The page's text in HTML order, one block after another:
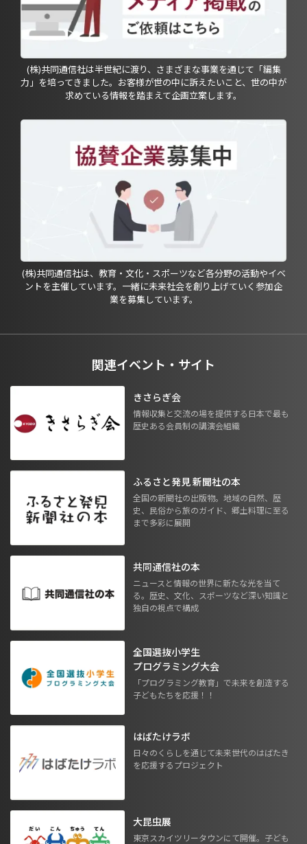
(株)共同通信社は半世紀に渡り、さまざまな事業を通じて「編集
力」を培ってきました。お客様が世の中に訴えたいこと、世の中が
求めている情報を踏まえて企画立案します。
(株)共同通信社は、教育・文化・スポーツなど各分野の活動やイベ
ントを主催しています。一緒に未来社会を創り上げていく参加企
業を募集しています。
関連イベント・サイト
きさらぎ会
情報収集と交流の場を提供する日本で最も
歴史ある会員制の講演会組織
ふるさと発見 新聞社の本
全国の新聞社の出版物。地域の自然、歴
史、民俗から旅のガイド、郷土料理に至る
まで多彩に展開
共同通信社の本
ニュースと情報の世界に新たな光を当て
る。歴史、文化、スポーツなど深い知識と
独自の視点で構成
全国選抜小学生
プログラミング大会
「プログラミング教育」で未来を創造する
子どもたちを応援！！
はばたけラボ
日々のくらしを通じて未来世代のはばたき
を応援するプロジェクト
大昆虫展
東京スカイツリータウンにて開催。子ども